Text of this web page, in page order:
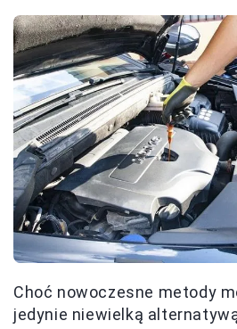
Choć nowoczesne metody
jedynie niewielką